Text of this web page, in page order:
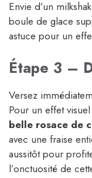
Envie d’un
boule de glace
astuce pour un
Étape 3 –
Versez
Pour un effet
belle rosace de
avec une fraise
aussitôt pour
l’onctuosité de